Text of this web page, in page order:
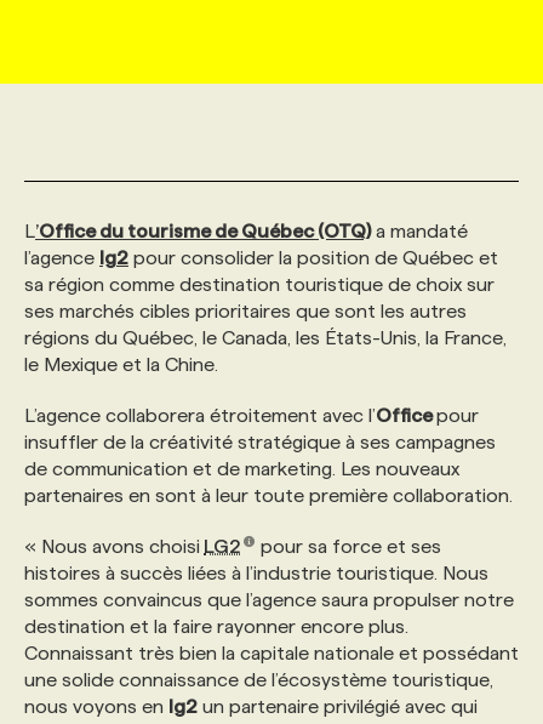
INITIATIVES NUMÉRIQUES
PRIX ET DISTINCTIONS
TENDANCES
GEO/SEO
ÉVÉNEMENTIEL
NOS AUTEUR‧RICES
ANNONCEZ AVEC NOUS
FAQ
ANNONCEZ AVEC NOUS
ANNONCEZ AVEC NOUS
NOS PARCOURS DE FORMATIONS
FORMATIONS PERSONNALISÉES
NOS FORMATEUR‧RICES
POURQUOI CHOISIR NOS FORMATIONS
PROGRAMMES DE SUBVENTIONS
FAQ
SERVICE DE CHASSE DE TÊTE
NOS TARIFS
NOS EXPERTISES
FAQ
L’Office du tourisme de Québec (OTQ)a mandaté
l’agence lg2 pour consolider la position de Québec et
sa région comme destination touristique de choix sur
ses marchés cibles prioritaires que sont les autres
régions du Québec, le Canada, les États-Unis, la France,
le Mexique et la Chine.
L’agence collaborera étroitement avec l’Officepour
insuffler de la créativité stratégique à ses campagnes
de communication et de marketing. Les nouveaux
partenaires en sont à leur toute première collaboration.
« Nous avons choisi LG2
pour sa force et ses
histoires à succès liées à l’industrie touristique. Nous
sommes convaincus que l’agence saura propulser notre
destination et la faire rayonner encore plus.
Connaissant très bien la capitale nationale et possédant
une solide connaissance de l’écosystème touristique,
nous voyons en lg2 un partenaire privilégié avec qui